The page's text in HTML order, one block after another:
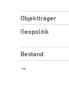
Objektträger
Geopolitik
Bestand
→